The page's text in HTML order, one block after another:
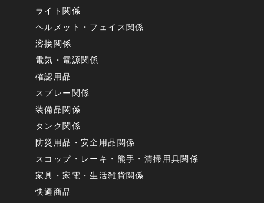
ライト関係
ヘルメット・フェイス関係
溶接関係
電気・電源関係
確認用品
スプレー関係
装備品関係
タンク関係
防災用品・安全用品関係
スコップ・レーキ・熊手・清掃用具関係
家具・家電・生活雑貨関係
快適商品